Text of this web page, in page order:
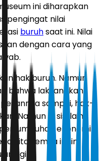
ini diharapkan
pengingat nilai
buruhsaat ini. Nilai
dengan cara yang
hak buruh. Namun
bahwa laksanakan
sampai, hak-
Namun di sisi lain,
ekonomi
kita semua ingin
Sigit.